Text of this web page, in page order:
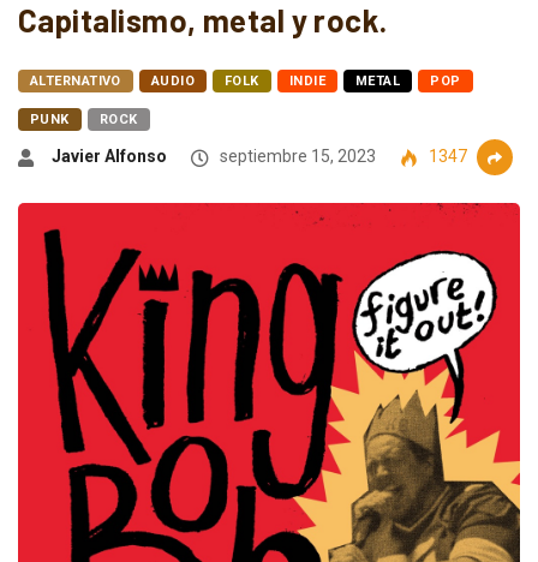
Capitalismo, metal y rock.
ALTERNATIVO AUDIO FOLK INDIE METAL POP
PUNK ROCK
Javier Alfonso septiembre 15, 2023 1347